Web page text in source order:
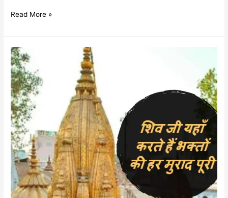
Read More »
क्या
है
भगवान
शिव
के
काशी
विश्वनाथ
मंदिर
का
महत्व